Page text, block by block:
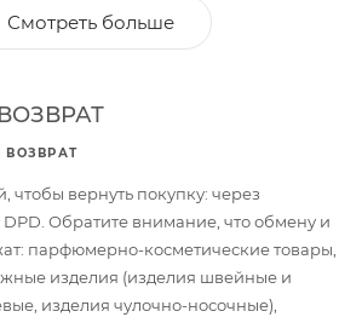
Смотреть больше
чтобы вернуть покупку: через
Обратите внимание, что обмену и
парфюмерно-косметические товары,
изделия (изделия швейные и
изделия чулочно-носочные),